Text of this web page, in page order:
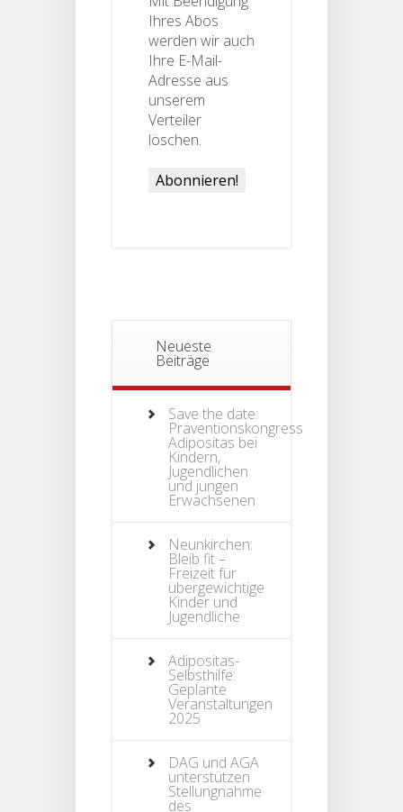
Ihres Abos
werden wir auch
Ihre E-Mail-
Adresse aus
unserem
Verteiler
löschen.
Neueste
Beiträge
Save the date:
Präventionskongress
Adipositas bei
Kindern,
Jugendlichen
und jungen
Erwachsenen
Neunkirchen:
Bleib fit –
Freizeit für
übergewichtige
Kinder und
Jugendliche
Adipositas-
Selbsthilfe:
Geplante
Veranstaltungen
2025
DAG und AGA
unterstützen
Stellungnahme
des